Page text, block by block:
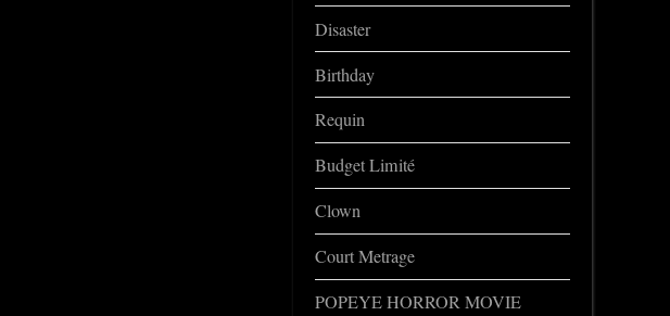
Disaster
Birthday
Requin
Budget Limité
Clown
Court Metrage
POPEYE HORROR MOVIE